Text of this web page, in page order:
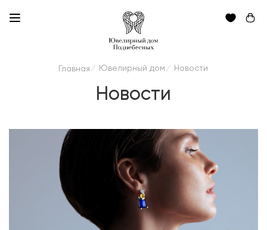
Главная / Ювелирный дом / Новости
Новости